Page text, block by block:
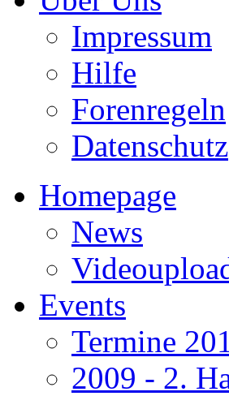
Impressum
Hilfe
Forenregeln
Datenschutz
Homepage
News
Events
Termine
2009 - 2.